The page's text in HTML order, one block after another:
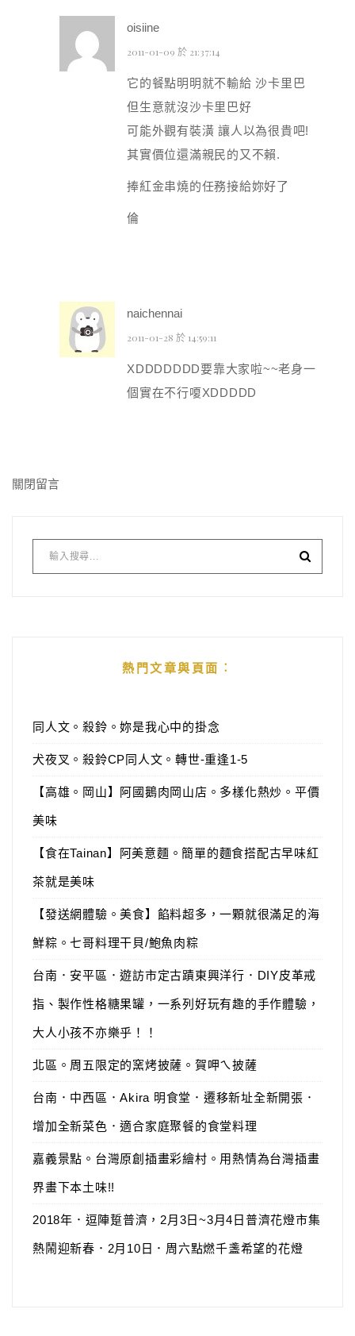
oisiine
2011-01-09 於 21:37:14
它的餐點明明就不輸給 沙卡里巴
但生意就沒沙卡里巴好
可能外觀有裝潢 讓人以為很貴吧!
其實價位還滿親民的又不賴.
捧紅金串燒的任務接給妳好了
倫
naichennai
2011-01-28 於 14:59:11
XDDDDDDD要靠大家啦~~老身一
個實在不行嗄XDDDDD
關閉留言
熱門文章與頁面︰
同人文。殺鈴。妳是我心中的掛念
犬夜叉。殺鈴CP同人文。轉世-重逢1-5
【高雄。岡山】阿國鵝肉岡山店。多樣化熱炒。平價
美味
【食在Tainan】阿美意麵。簡單的麵食搭配古早味紅
茶就是美味
【發送網體驗。美食】餡料超多，一顆就很滿足的海
鮮粽。七哥料理干貝/鮑魚肉粽
台南．安平區．遊訪市定古蹟東興洋行．DIY皮革戒
指、製作性格糖果罐，一系列好玩有趣的手作體驗，
大人小孩不亦樂乎！！
北區。周五限定的窯烤披薩。賀呷ㄟ披薩
台南．中西區．Akira 明食堂．遷移新址全新開張．
增加全新菜色．適合家庭聚餐的食堂料理
嘉義景點。台灣原創插畫彩繪村。用熱情為台灣插畫
界畫下本土味!!
2018年．逗陣踅普濟，2月3日~3月4日普濟花燈市集
熱鬧迎新春．2月10日．周六點燃千盞希望的花燈